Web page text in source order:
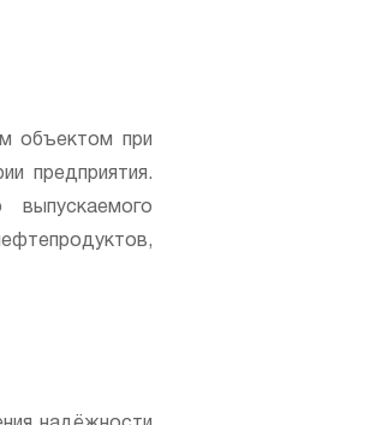
объектом при
предприятия.
выпускаемого